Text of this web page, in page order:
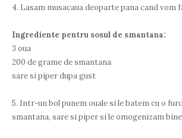
4. Lasam musacaua deoparte pana cand vom
Ingrediente pentru sosul de smantana:
3 oua
200 de grame de smantana
sare si piper dupa gust
5. Intr-un bol punem ouale si le batem cu o
smantana, sare si piper si le omogenizam